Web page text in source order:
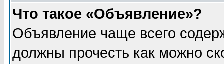
Что такое «Объявление»?
Объявление чаще всего
должны прочесть как можно